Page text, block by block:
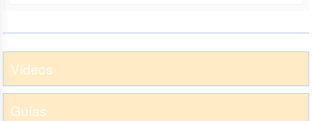
Vídeos
Guías